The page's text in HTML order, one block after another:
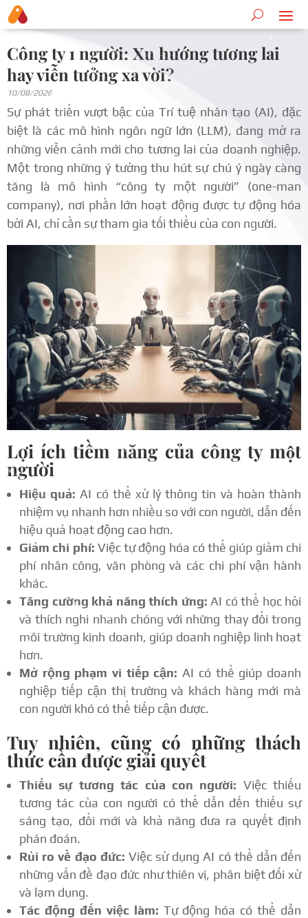
Công ty 1 người: Xu hướng tương lai
hay viễn tưởng xa vời?
10/08/2026
Sự phát triển vượt bậc của Trí tuệ nhân tạo (AI), đặc
biệt là các mô hình ngôn ngữ lớn (LLM), đang mở ra
những viễn cảnh mới cho tương lai của doanh nghiệp.
Một trong những ý tưởng thu hút sự chú ý ngày càng
tăng là mô hình “công ty một người” (one-man
company), nơi phần lớn hoạt động được tự động hóa
bởi AI, chỉ cần sự tham gia tối thiểu của con người.
Lợi ích tiềm năng của công ty một
người
Hiệu quả: AI có thể xử lý thông tin và hoàn thành
nhiệm vụ nhanh hơn nhiều so với con người, dẫn đến
hiệu quả hoạt động cao hơn.
Giảm chi phí: Việc tự động hóa có thể giúp giảm chi
phí nhân công, văn phòng và các chi phí vận hành
khác.
Tăng cường khả năng thích ứng: AI có thể học hỏi
và thích nghi nhanh chóng với những thay đổi trong
môi trường kinh doanh, giúp doanh nghiệp linh hoạt
hơn.
Mở rộng phạm vi tiếp cận: AI có thể giúp doanh
nghiệp tiếp cận thị trường và khách hàng mới mà
con người khó có thể tiếp cận được.
Tuy nhiên, cũng có những thách
thức cần được giải quyết
Thiếu sự tương tác của con người: Việc thiếu
tương tác của con người có thể dẫn đến thiếu sự
sáng tạo, đổi mới và khả năng đưa ra quyết định
phán đoán.
Rủi ro về đạo đức: Việc sử dụng AI có thể dẫn đến
những vấn đề đạo đức như thiên vị, phân biệt đối xử
và lạm dụng.
Tác động đến việc làm: Tự động hóa có thể dẫn